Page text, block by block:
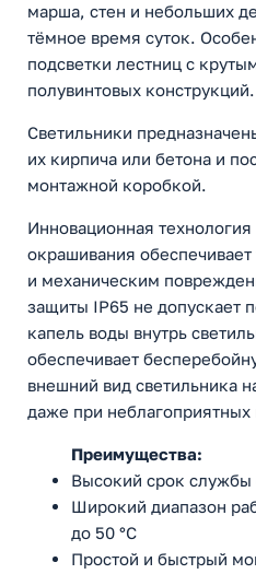
марша, стен и небольших
тёмное время суток.
подсветки лестниц с
полувинтовых конструкций.
Светильники
их кирпича или бетона и
монтажной коробкой.
Инновационная
окрашивания обеспечивает
и механическим
защиты IP65 не допускает
капель воды внутрь
обеспечивает
внешний вид светильника
даже при неблагоприятных
Преимущества:
Высокий срок службы
Широкий диапазон
до 50 °C
Простой и быстрый